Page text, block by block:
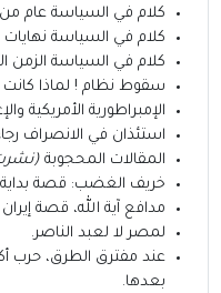
كلام في السياسة عام من الأزمات !
كلام في السياسة نهايات
كلام في السياسة الزمن
سقوط نظام ! لماذا كانت ثورة يوليو
الإمبراطورية الأمريكية
استئذان في الانصراف
المقالات المحجوبة(نشرت
خريف الغضب: قصة بداية
مدافع آية الله، قصة إيران
لمصر لا لعبد الناصر.
عند مفترق الطرق، حرب
بعدها.